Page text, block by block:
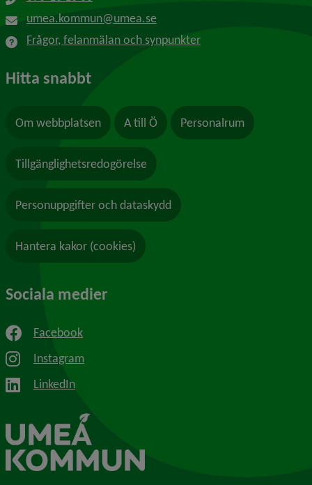
umea.kommun@umea.se
Frågor, felanmälan och synpunkter
Hitta snabbt
Om webbplatsen A till Ö Personalrum
Tillgänglighetsredogörelse
Personuppgifter och dataskydd
Hantera kakor (cookies)
Sociala medier
Facebook
Instagram
LinkedIn